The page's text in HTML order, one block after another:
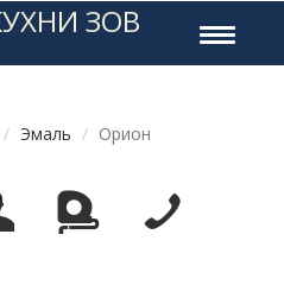
Toggle
ЗОВ
Эмаль Орион